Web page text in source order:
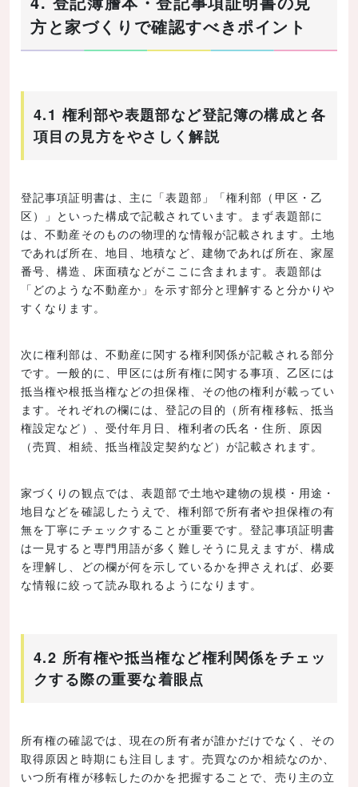
方と家づくりで確認すべきポイント
4.1 権利部や表題部など登記簿の構成と各
項目の見方をやさしく解説
登記事項証明書は、主に「表題部」「権利部（甲区・乙
区）」といった構成で記載されています。まず表題部に
は、不動産そのものの物理的な情報が記載されます。土地
であれば所在、地目、地積など、建物であれば所在、家屋
番号、構造、床面積などがここに含まれます。表題部は
「どのような不動産か」を示す部分と理解すると分かりや
すくなります。
次に権利部は、不動産に関する権利関係が記載される部分
です。一般的に、甲区には所有権に関する事項、乙区には
抵当権や根抵当権などの担保権、その他の権利が載ってい
ます。それぞれの欄には、登記の目的（所有権移転、抵当
権設定など）、受付年月日、権利者の氏名・住所、原因
（売買、相続、抵当権設定契約など）が記載されます。
家づくりの観点では、表題部で土地や建物の規模・用途・
地目などを確認したうえで、権利部で所有者や担保権の有
無を丁寧にチェックすることが重要です。登記事項証明書
は一見すると専門用語が多く難しそうに見えますが、構成
を理解し、どの欄が何を示しているかを押さえれば、必要
な情報に絞って読み取れるようになります。
4.2 所有権や抵当権など権利関係をチェッ
クする際の重要な着眼点
所有権の確認では、現在の所有者が誰かだけでなく、その
取得原因と時期にも注目します。売買なのか相続なのか、
いつ所有権が移転したのかを把握することで、売り主の立